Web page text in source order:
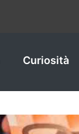
Curiosità